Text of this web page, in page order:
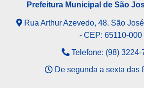
Prefeitura Municipal de São
Rua Arthur Azevedo, 48. São
- CEP: 65110-000
Telefone: (98) 3224-
De segunda a sexta das